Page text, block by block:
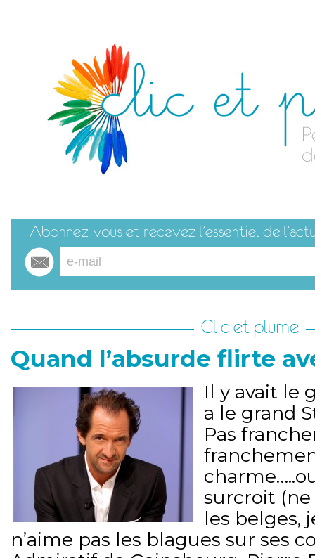
Clic et plume
Quand l’absurde flirte
Il y avait le
a le grand
Pas
surcroit (ne
les belges,
n’aime pas les blagues sur ses